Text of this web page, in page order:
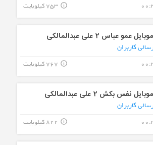
753 کیلوبایتinfo_outline
عمو عباس ۲ علی عبدالمالکی
کاربران
767 کیلوبایت info_outline
نفس بکش ۲ علی عبدالمالکی
کاربران
822 کیلوبایت info_outline